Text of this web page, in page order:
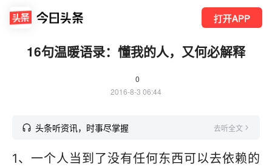
打开APP
16句温暖语录：懂我的人，又何必解释
0
2016-8-3 06:44
头条听资讯，时事尽掌握 去听全文
1、一个人当到了没有任何东西可以去依赖的